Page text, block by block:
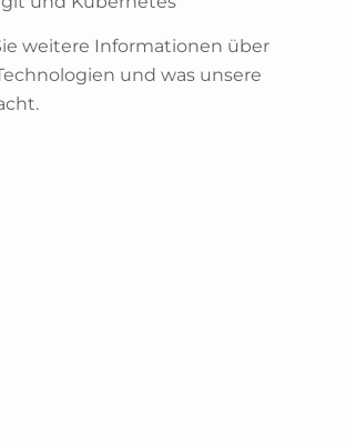
weitere Informationen über
und was unsere